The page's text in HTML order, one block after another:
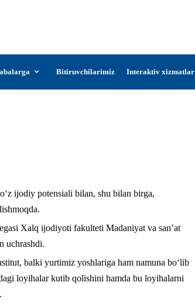
Bitiruvchilarimiz Interaktiv xizmatlar
ijodiy potensiali bilan, shu bilan birga,
Xalq ijodiyoti fakulteti Madaniyat va san’at
uchrashdi.
balki yurtimiz yoshlariga ham namuna bo‘lib
loyihalar kutib qolishini hamda bu loyihalarni